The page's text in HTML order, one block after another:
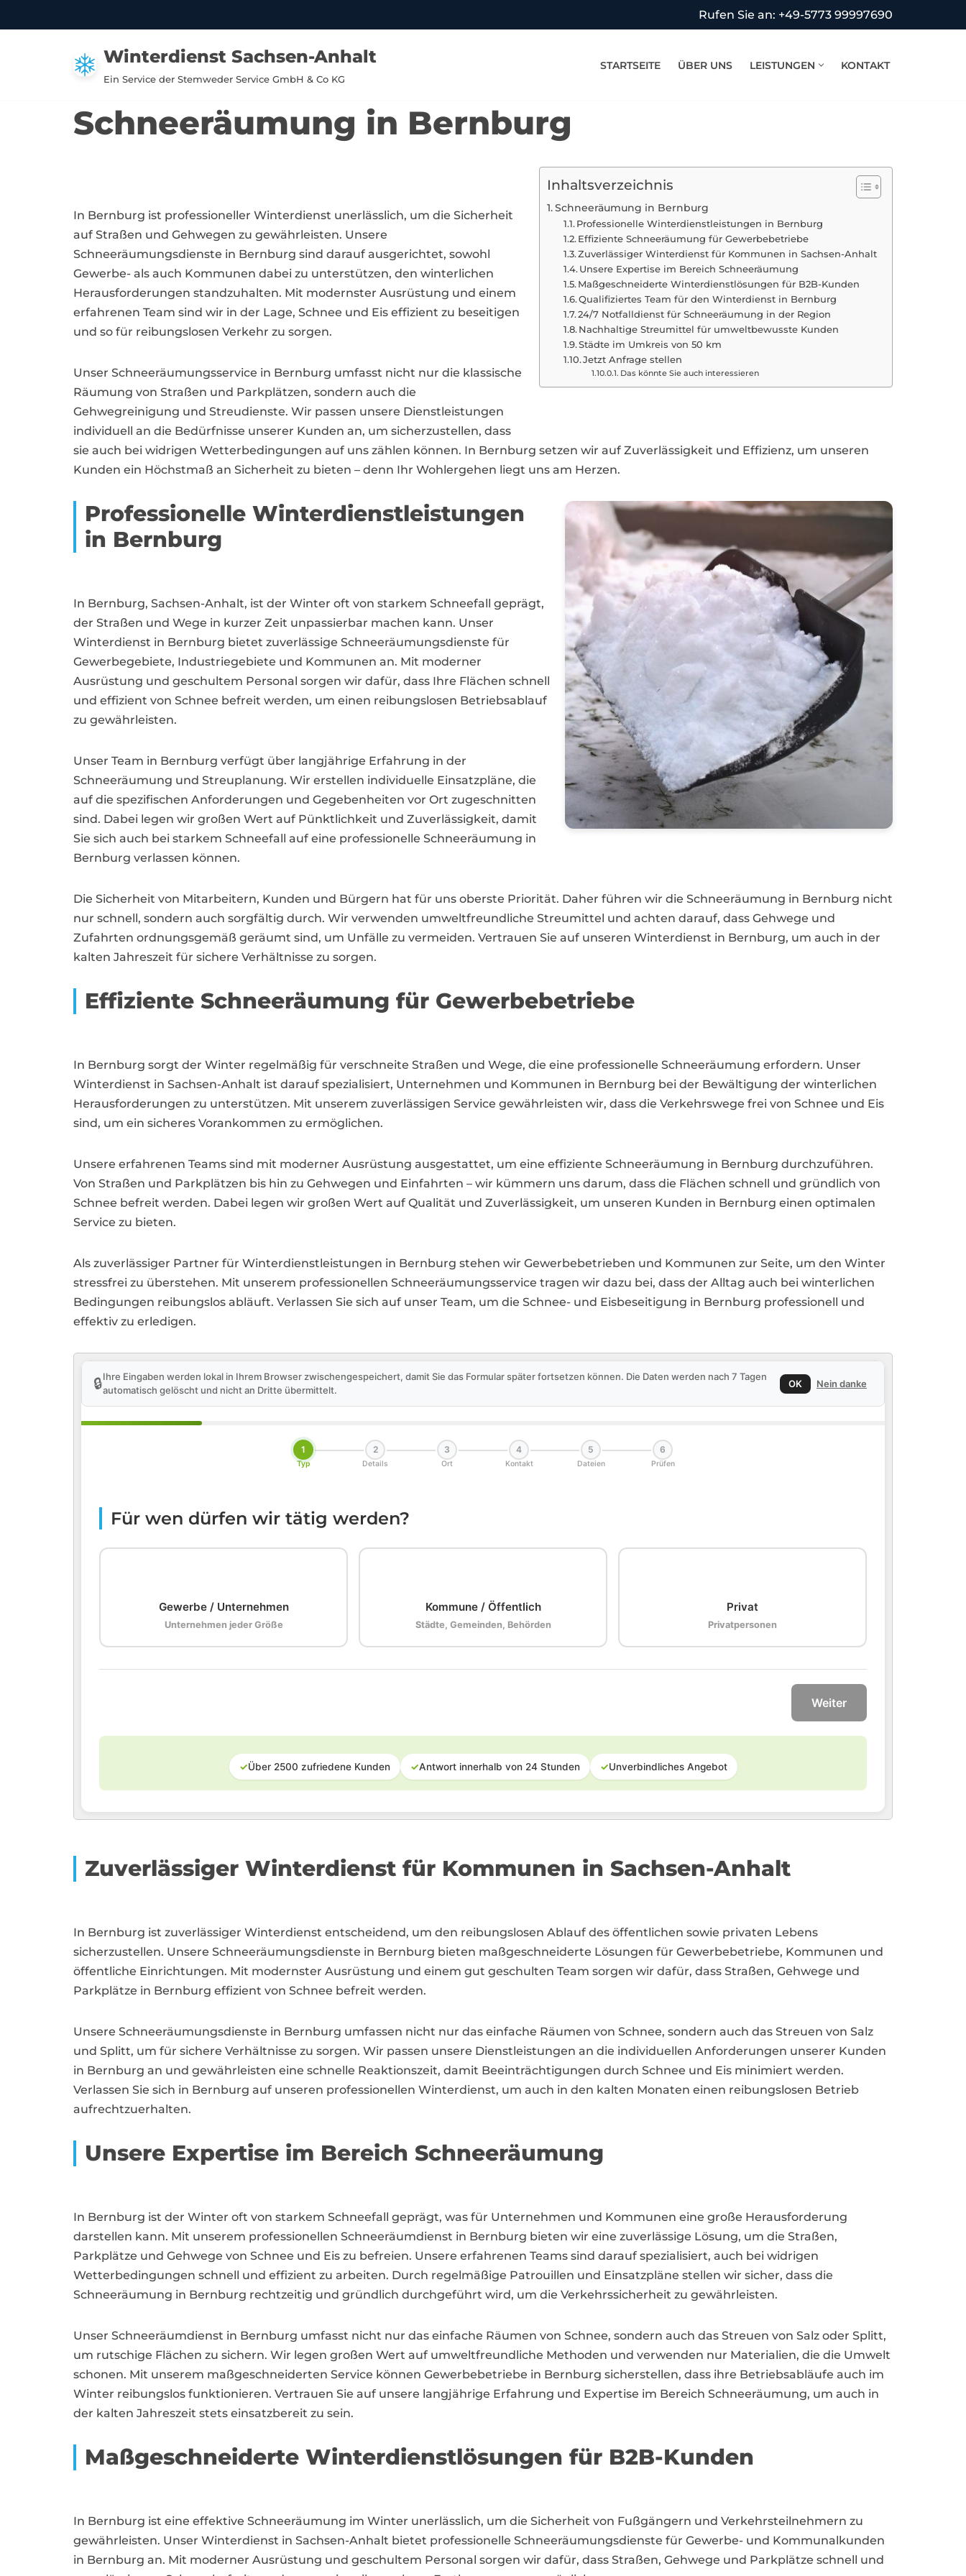
Rufen Sie an: +49-5773 99997690
Winterdienst Sachsen-Anhalt
Ein Service der Stemweder Service GmbH & Co KG
STARTSEITE ÜBER UNS LEISTUNGEN KONTAKT
Schneeräumung in Bernburg
Inhaltsverzeichnis
Schneeräumung in Bernburg
Professionelle Winterdienstleistungen in Bernburg
Effiziente Schneeräumung für Gewerbebetriebe
Zuverlässiger Winterdienst für Kommunen in Sachsen-Anhalt
Unsere Expertise im Bereich Schneeräumung
Maßgeschneiderte Winterdienstlösungen für B2B-Kunden
Qualifiziertes Team für den Winterdienst in Bernburg
24/7 Notfalldienst für Schneeräumung in der Region
Nachhaltige Streumittel für umweltbewusste Kunden
Städte im Umkreis von 50 km
Jetzt Anfrage stellen
Das könnte Sie auch interessieren
In Bernburg ist professioneller Winterdienst unerlässlich, um die Sicherheit
auf Straßen und Gehwegen zu gewährleisten. Unsere
Schneeräumungsdienste in Bernburg sind darauf ausgerichtet, sowohl
Gewerbe- als auch Kommunen dabei zu unterstützen, den winterlichen
Herausforderungen standzuhalten. Mit modernster Ausrüstung und einem
erfahrenen Team sind wir in der Lage, Schnee und Eis effizient zu beseitigen
und so für reibungslosen Verkehr zu sorgen.
Unser Schneeräumungsservice in Bernburg umfasst nicht nur die klassische
Räumung von Straßen und Parkplätzen, sondern auch die
Gehwegreinigung und Streudienste. Wir passen unsere Dienstleistungen
individuell an die Bedürfnisse unserer Kunden an, um sicherzustellen, dass
sie auch bei widrigen Wetterbedingungen auf uns zählen können. In Bernburg setzen wir auf Zuverlässigkeit und Effizienz, um unseren
Kunden ein Höchstmaß an Sicherheit zu bieten – denn Ihr Wohlergehen liegt uns am Herzen.
Professionelle Winterdienstleistungen
in Bernburg
In Bernburg, Sachsen-Anhalt, ist der Winter oft von starkem Schneefall geprägt,
der Straßen und Wege in kurzer Zeit unpassierbar machen kann. Unser
Winterdienst in Bernburg bietet zuverlässige Schneeräumungsdienste für
Gewerbegebiete, Industriegebiete und Kommunen an. Mit moderner
Ausrüstung und geschultem Personal sorgen wir dafür, dass Ihre Flächen schnell
und effizient von Schnee befreit werden, um einen reibungslosen Betriebsablauf
zu gewährleisten.
Unser Team in Bernburg verfügt über langjährige Erfahrung in der
Schneeräumung und Streuplanung. Wir erstellen individuelle Einsatzpläne, die
auf die spezifischen Anforderungen und Gegebenheiten vor Ort zugeschnitten
sind. Dabei legen wir großen Wert auf Pünktlichkeit und Zuverlässigkeit, damit
Sie sich auch bei starkem Schneefall auf eine professionelle Schneeräumung in
Bernburg verlassen können.
Die Sicherheit von Mitarbeitern, Kunden und Bürgern hat für uns oberste Priorität. Daher führen wir die Schneeräumung in Bernburg nicht
nur schnell, sondern auch sorgfältig durch. Wir verwenden umweltfreundliche Streumittel und achten darauf, dass Gehwege und
Zufahrten ordnungsgemäß geräumt sind, um Unfälle zu vermeiden. Vertrauen Sie auf unseren Winterdienst in Bernburg, um auch in der
kalten Jahreszeit für sichere Verhältnisse zu sorgen.
Effiziente Schneeräumung für Gewerbebetriebe
In Bernburg sorgt der Winter regelmäßig für verschneite Straßen und Wege, die eine professionelle Schneeräumung erfordern. Unser
Winterdienst in Sachsen-Anhalt ist darauf spezialisiert, Unternehmen und Kommunen in Bernburg bei der Bewältigung der winterlichen
Herausforderungen zu unterstützen. Mit unserem zuverlässigen Service gewährleisten wir, dass die Verkehrswege frei von Schnee und Eis
sind, um ein sicheres Vorankommen zu ermöglichen.
Unsere erfahrenen Teams sind mit moderner Ausrüstung ausgestattet, um eine effiziente Schneeräumung in Bernburg durchzuführen.
Von Straßen und Parkplätzen bis hin zu Gehwegen und Einfahrten – wir kümmern uns darum, dass die Flächen schnell und gründlich von
Schnee befreit werden. Dabei legen wir großen Wert auf Qualität und Zuverlässigkeit, um unseren Kunden in Bernburg einen optimalen
Service zu bieten.
Als zuverlässiger Partner für Winterdienstleistungen in Bernburg stehen wir Gewerbebetrieben und Kommunen zur Seite, um den Winter
stressfrei zu überstehen. Mit unserem professionellen Schneeräumungsservice tragen wir dazu bei, dass der Alltag auch bei winterlichen
Bedingungen reibungslos abläuft. Verlassen Sie sich auf unser Team, um die Schnee- und Eisbeseitigung in Bernburg professionell und
effektiv zu erledigen.
🔒Ihre Eingaben werden lokal in Ihrem Browser zwischengespeichert, damit Sie das Formular später fortsetzen können. Die Daten werden nach 7 Tagen
automatisch gelöscht und nicht an Dritte übermittelt.
OK Nein danke
1
Typ
2
Details
3
Ort
4
Kontakt
5
Dateien
6
Prüfen
Für wen dürfen wir tätig werden?
Gewerbe / Unternehmen
Unternehmen jeder Größe
Kommune / Öffentlich
Städte, Gemeinden, Behörden
Privat
Privatpersonen
Weiter
✓Über 2500 zufriedene Kunden ✓Antwort innerhalb von 24 Stunden ✓Unverbindliches Angebot
Zuverlässiger Winterdienst für Kommunen in Sachsen-Anhalt
In Bernburg ist zuverlässiger Winterdienst entscheidend, um den reibungslosen Ablauf des öffentlichen sowie privaten Lebens
sicherzustellen. Unsere Schneeräumungsdienste in Bernburg bieten maßgeschneiderte Lösungen für Gewerbebetriebe, Kommunen und
öffentliche Einrichtungen. Mit modernster Ausrüstung und einem gut geschulten Team sorgen wir dafür, dass Straßen, Gehwege und
Parkplätze in Bernburg effizient von Schnee befreit werden.
Unsere Schneeräumungsdienste in Bernburg umfassen nicht nur das einfache Räumen von Schnee, sondern auch das Streuen von Salz
und Splitt, um für sichere Verhältnisse zu sorgen. Wir passen unsere Dienstleistungen an die individuellen Anforderungen unserer Kunden
in Bernburg an und gewährleisten eine schnelle Reaktionszeit, damit Beeinträchtigungen durch Schnee und Eis minimiert werden.
Verlassen Sie sich in Bernburg auf unseren professionellen Winterdienst, um auch in den kalten Monaten einen reibungslosen Betrieb
aufrechtzuerhalten.
Unsere Expertise im Bereich Schneeräumung
In Bernburg ist der Winter oft von starkem Schneefall geprägt, was für Unternehmen und Kommunen eine große Herausforderung
darstellen kann. Mit unserem professionellen Schneeräumdienst in Bernburg bieten wir eine zuverlässige Lösung, um die Straßen,
Parkplätze und Gehwege von Schnee und Eis zu befreien. Unsere erfahrenen Teams sind darauf spezialisiert, auch bei widrigen
Wetterbedingungen schnell und effizient zu arbeiten. Durch regelmäßige Patrouillen und Einsatzpläne stellen wir sicher, dass die
Schneeräumung in Bernburg rechtzeitig und gründlich durchgeführt wird, um die Verkehrssicherheit zu gewährleisten.
Unser Schneeräumdienst in Bernburg umfasst nicht nur das einfache Räumen von Schnee, sondern auch das Streuen von Salz oder Splitt,
um rutschige Flächen zu sichern. Wir legen großen Wert auf umweltfreundliche Methoden und verwenden nur Materialien, die die Umwelt
schonen. Mit unserem maßgeschneiderten Service können Gewerbebetriebe in Bernburg sicherstellen, dass ihre Betriebsabläufe auch im
Winter reibungslos funktionieren. Vertrauen Sie auf unsere langjährige Erfahrung und Expertise im Bereich Schneeräumung, um auch in
der kalten Jahreszeit stets einsatzbereit zu sein.
Maßgeschneiderte Winterdienstlösungen für B2B-Kunden
In Bernburg ist eine effektive Schneeräumung im Winter unerlässlich, um die Sicherheit von Fußgängern und Verkehrsteilnehmern zu
gewährleisten. Unser Winterdienst in Sachsen-Anhalt bietet professionelle Schneeräumungsdienste für Gewerbe- und Kommunalkunden
in Bernburg an. Mit moderner Ausrüstung und geschultem Personal sorgen wir dafür, dass Straßen, Gehwege und Parkplätze schnell und